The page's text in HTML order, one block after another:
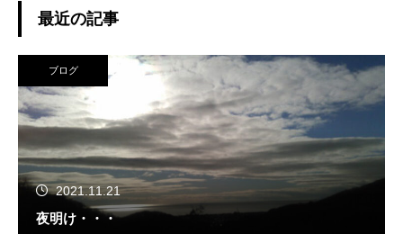
最近の記事
ブログ
2021.11.21
夜明け・・・